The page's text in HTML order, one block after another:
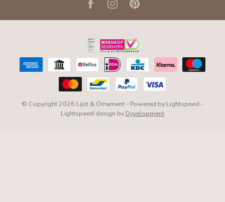
© Copyright 2026 Lijst & Ornament - Powered by Lightspeed -
Lightspeed design by Dyvelopment